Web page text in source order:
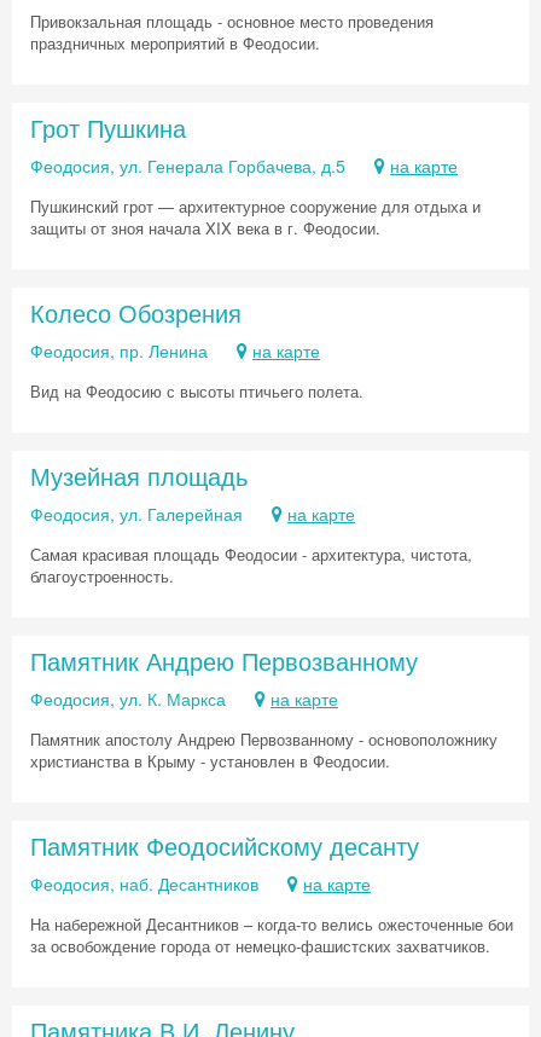
Привокзальная площадь - основное место проведения
праздничных мероприятий в Феодосии.
Грот Пушкина
Феодосия, ул. Генерала Горбачева, д.5 на карте
Пушкинский грот — архитектурное сооружение для отдыха и
защиты от зноя начала XIX века в г. Феодосии.
Колесо Обозрения
Феодосия, пр. Ленина на карте
Вид на Феодосию с высоты птичьего полета.
Музейная площадь
Феодосия, ул. Галерейная на карте
Самая красивая площадь Феодосии - архитектура, чистота,
благоустроенность.
Памятник Андрею Первозванному
Феодосия, ул. К. Маркса на карте
Памятник апостолу Андрею Первозванному - основоположнику
христианства в Крыму - установлен в Феодосии.
Памятник Феодосийскому десанту
Феодосия, наб. Десантников на карте
На набережной Десантников – когда-то велись ожесточенные бои
за освобождение города от немецко-фашистских захватчиков.
Хочешь дешевле? Оставь почту и получи
промокод на первое бронирование!